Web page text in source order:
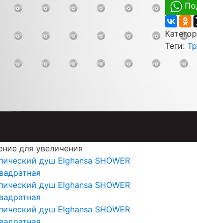
для увеличения
Теги: